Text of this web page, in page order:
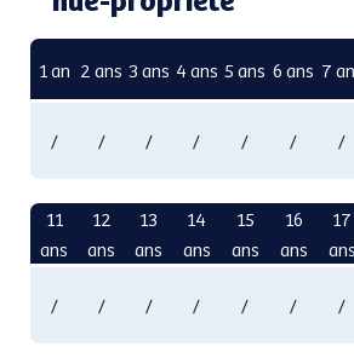
1 an 2 ans 3 ans 4 ans 5 ans 6 ans 7
/ / / / / / /
11
ans
12
ans
13
ans
14
ans
15
ans
16
ans
17
ans
/ / / / / / /